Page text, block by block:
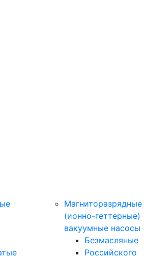
Магниторазрядные
(ионно-геттерные)
вакуумные насосы
Безмасляные
Российского